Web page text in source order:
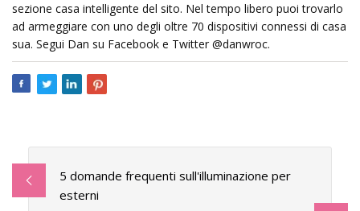
sezione casa intelligente del sito. Nel tempo libero puoi trovarlo
ad armeggiare con uno degli oltre 70 dispositivi connessi di casa
sua. Segui Dan su Facebook e Twitter @danwroc.
5 domande frequenti sull'illuminazione per
esterni